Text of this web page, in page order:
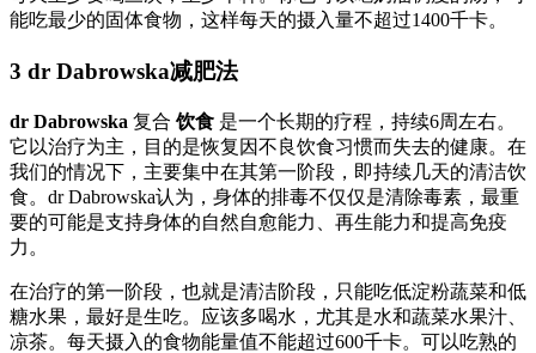
能吃最少的固体食物，这样每天的摄入量不超过1400千卡。
3 dr Dabrowska减肥法
dr Dabrowska 复合 饮食 是一个长期的疗程，持续6周左右。
它以治疗为主，目的是恢复因不良饮食习惯而失去的健康。在
我们的情况下，主要集中在其第一阶段，即持续几天的清洁饮
食。dr Dabrowska认为，身体的排毒不仅仅是清除毒素，最重
要的可能是支持身体的自然自愈能力、再生能力和提高免疫
力。
在治疗的第一阶段，也就是清洁阶段，只能吃低淀粉蔬菜和低
糖水果，最好是生吃。应该多喝水，尤其是水和蔬菜水果汁、
凉茶。每天摄入的食物能量值不能超过600千卡。可以吃熟的